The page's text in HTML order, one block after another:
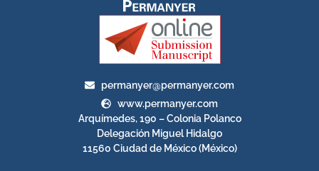
permanyer@permanyer.com
www.permanyer.com
Arquímedes, 190 – Colonia Polanco
Delegación Miguel Hidalgo
11560 Ciudad de México (México)